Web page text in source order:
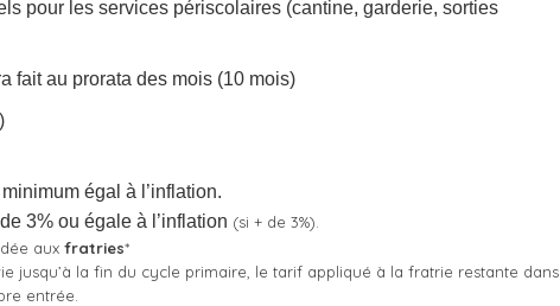
pour les services périscolaires (cantine, garderie, sorties
fait au prorata des mois (10 mois)
égal à l’inflation.
3% ou égale à l’inflation (si + de 3%).
aux fratries*
jusqu’à la fin du cycle primaire, le tarif appliqué à la fratrie restante dans
entrée.